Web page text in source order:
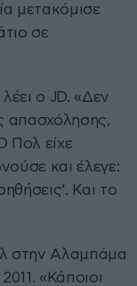
μετακόμισε
σε
ο JD. «Δεν
απασχόλησης,
Πολ είχε
και έλεγε:
Και το
στην Αλαμπάμα
«Κάποιοι